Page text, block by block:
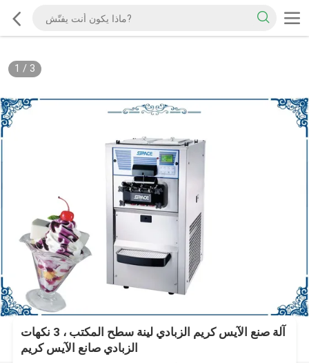
1 / 3
آلة صنع الآيس كريم الزبادي لينة سطح المكتب ، 3 نكهات
الزبادي صانع الآيس كريم